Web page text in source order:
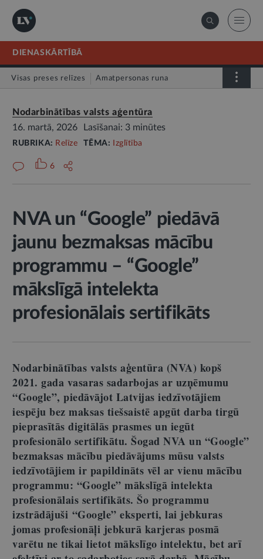
DIENASKĀRTĪBĀ
Visas preses relīzes Amatpersonas runa
Nodarbinātības valsts aģentūra
16. martā, 2026
Lasīšanai: 3 minūtes
RUBRIKA: Relīze TĒMA: Izglītība
6
NVA un “Google” piedāvā
jaunu bezmaksas mācību
programmu – “Google”
mākslīgā intelekta
profesionālais sertifikāts
Nodarbinātības valsts aģentūra (NVA) kopš
2021. gada vasaras sadarbojas ar uzņēmumu
“Google”, piedāvājot Latvijas iedzīvotājiem
iespēju bez maksas tiešsaistē apgūt darba tirgū
pieprasītās digitālās prasmes un iegūt
profesionālo sertifikātu. Šogad NVA un “Google”
bezmaksas mācību piedāvājums mūsu valsts
iedzīvotājiem ir papildināts vēl ar vienu mācību
programmu: “Google” mākslīgā intelekta
profesionālais sertifikāts. Šo programmu
izstrādājuši “Google” eksperti, lai jebkuras
jomas profesionāļi jebkurā karjeras posmā
varētu ne tikai lietot mākslīgo intelektu, bet arī